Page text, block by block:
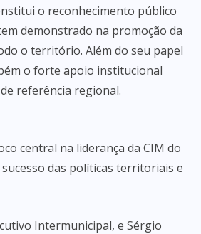
o reconhecimento público
demonstrado na promoção da
o território. Além do seu papel
o forte apoio institucional
referência regional.
central na liderança da CIM do
das políticas territoriais e
Intermunicipal, e Sérgio